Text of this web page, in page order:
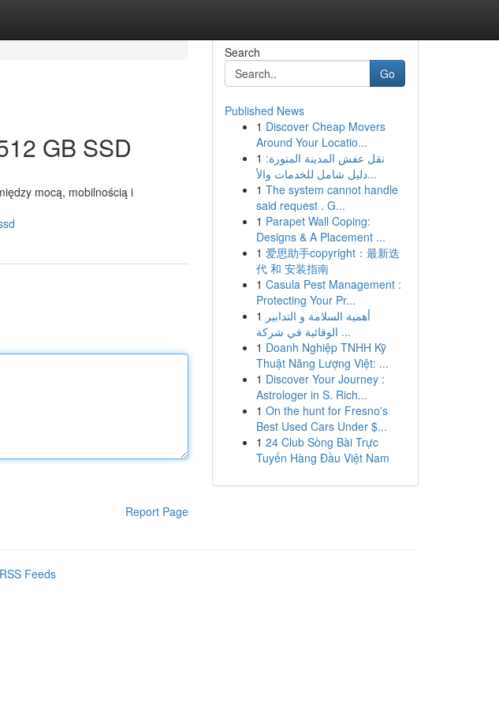
GB SSD
mocą, mobilnością i
Report Page
Search
Go
Published News
1 Discover Cheap Movers
Around Your Locatio...
1 نقل عفش المدينة المنورة:
دليل شامل للخدمات والأ...
1 The system cannot handle
said request . G...
1 Parapet Wall Coping:
Designs & A Placement ...
1 爱思助手copyright：最新迭
代 和 安装指南
1 Casula Pest Management :
Protecting Your Pr...
1 أهمية السلامة و التدابير
الوقائية في شركة ...
1 Doanh Nghiệp TNHH Kỹ
Thuật Năng Lượng Việt: ...
1 Discover Your Journey :
Astrologer in S. Rich...
1 On the hunt for Fresno's
Best Used Cars Under $...
1 24 Club Sòng Bài Trực
Tuyến Hàng Đầu Việt Nam
Feeds